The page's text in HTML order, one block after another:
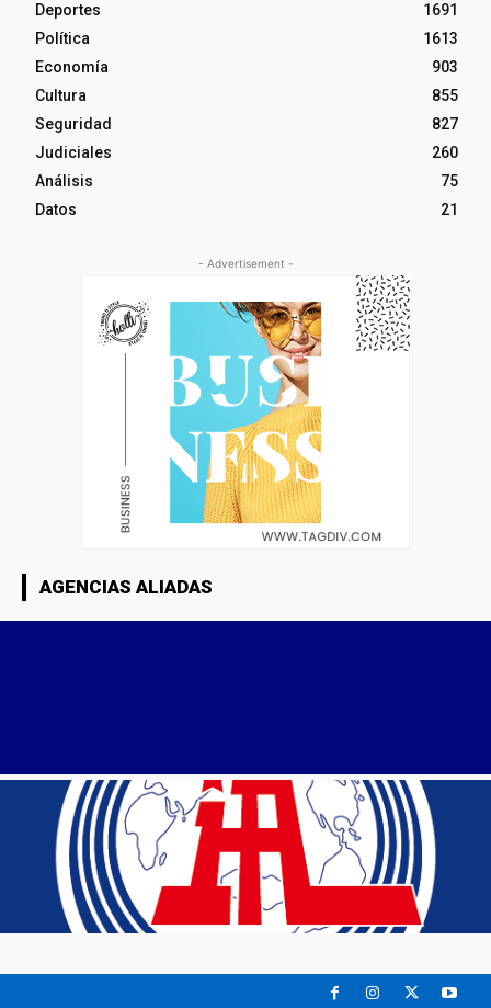
Deportes
1691
Política
1613
Economía
903
Cultura
855
Seguridad
827
Judiciales
260
Análisis
75
Datos
21
- Advertisement -
AGENCIAS ALIADAS